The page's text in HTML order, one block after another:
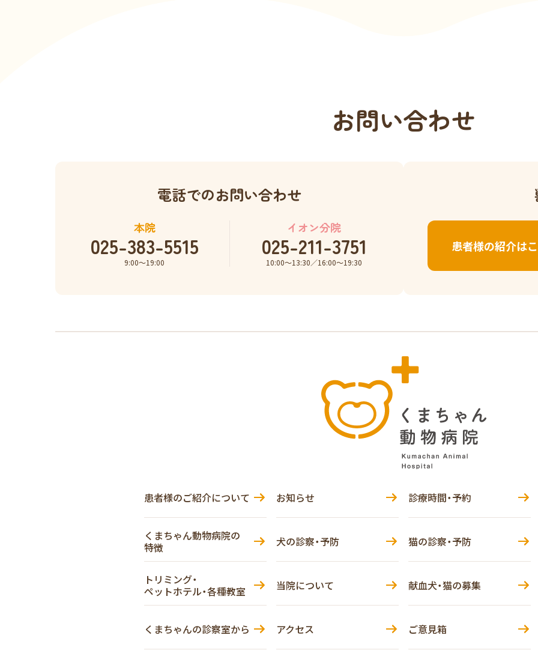
お問い合わせ
電話でのお問い合わせ
本院
025-383-5515
9:00〜19:00
イオン分院
025-211-3751
10:00〜13:30／16:00〜19:30
患者様の紹介は
患者様のご紹介について お知らせ 診療時間・予約
くまちゃん動物病院の
特徴
犬の診察・予防 猫の診察・予防
トリミング・
ペットホテル・各種教室
当院について 献血犬・猫の募集
くまちゃんの診察室から アクセス ご意見箱